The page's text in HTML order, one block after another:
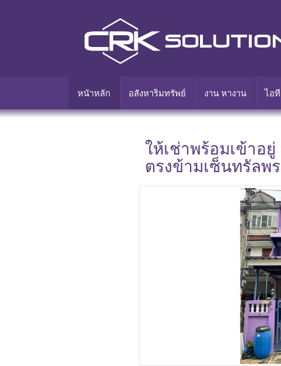
หนัาหลัก อสังหาริมทรัพย์ งาน หางาน ไอที
ให้เช่าพร้อมเข้าอ
ตรงข้ามเซ็นทรัลพ